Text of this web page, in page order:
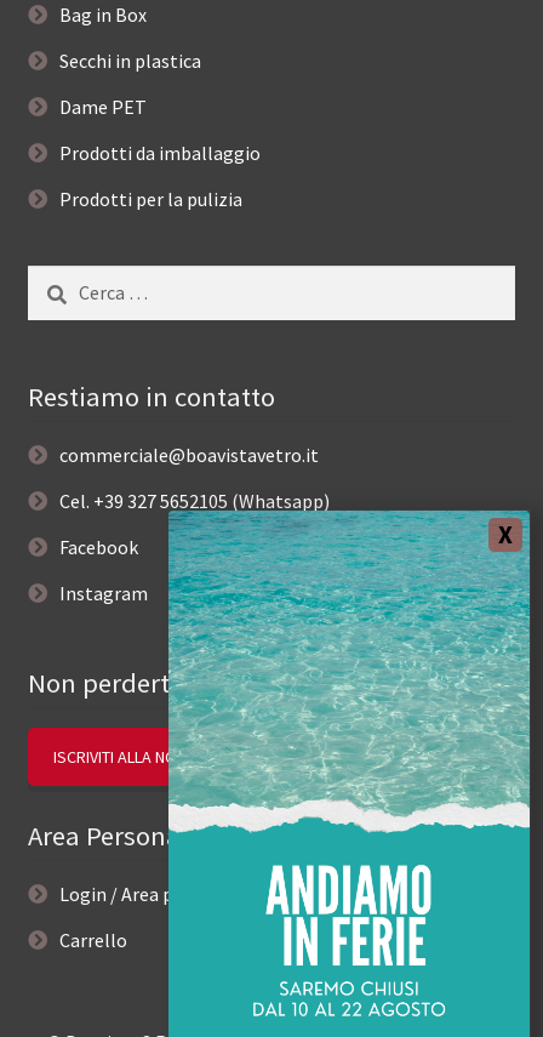
Bag in Box
Secchi in plastica
Dame PET
Prodotti da imballaggio
Prodotti per la pulizia
Ricerca
Restiamo in contatto
commerciale@boavistavetro.it
Cel. +39 327 5652105 (Whatsapp)
Facebook
Instagram
Non perderti le novità.
ISCRIVITI ALLA NOSTRA NEWSLETTER
Area Personale
Login / Area personale
Carrello